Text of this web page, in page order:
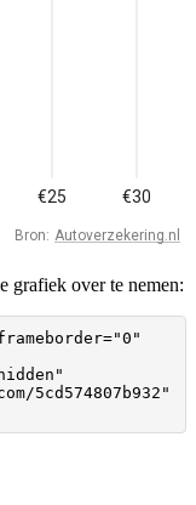
grafiek over te nemen:
5cd574807b932"